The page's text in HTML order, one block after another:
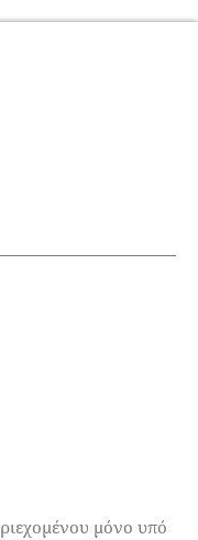
μόνο υπό